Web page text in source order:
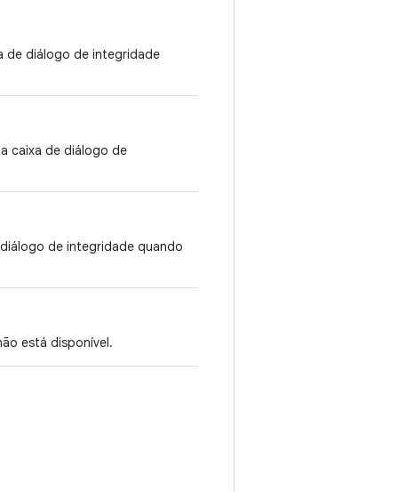
de diálogo de integridade
caixa de diálogo de
de integridade quando
está disponível.